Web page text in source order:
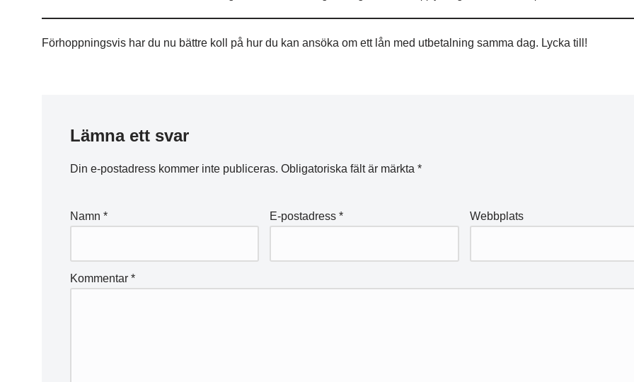
Förhoppningsvis har du nu bättre koll på hur du kan ansöka om ett lån med utbetalning samma dag. Lycka till!
Lämna ett svar
Din e-postadress kommer inte publiceras. Obligatoriska fält är märkta *
Namn * E-postadress* Webbplats
Kommentar *